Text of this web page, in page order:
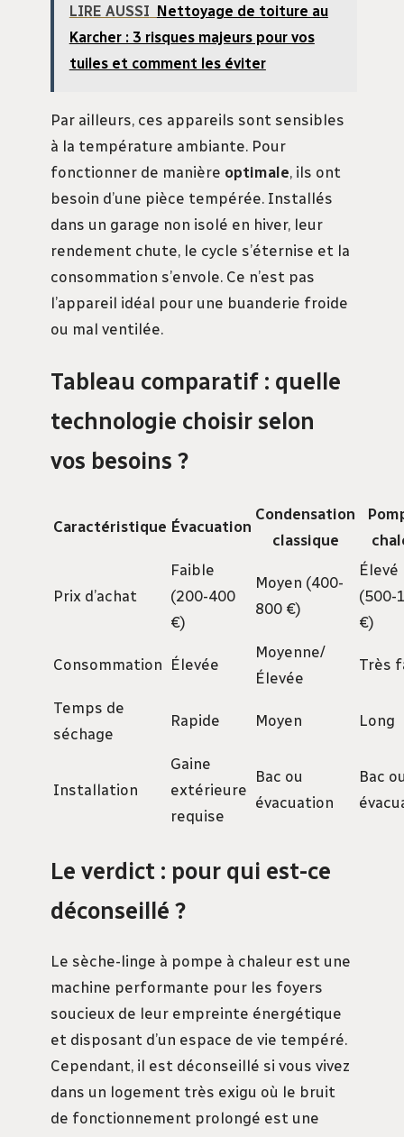
LIRE AUSSI
Nettoyage de toiture au
Karcher : 3 risques majeurs pour vos
tuiles et comment les éviter
Par ailleurs, ces appareils sont sensibles
à la température ambiante. Pour
fonctionner de manière optimale, ils ont
besoin d’une pièce tempérée. Installés
dans un garage non isolé en hiver, leur
rendement chute, le cycle s’éternise et la
consommation s’envole. Ce n’est pas
l’appareil idéal pour une buanderie froide
ou mal ventilée.
Tableau comparatif : quelle
technologie choisir selon
vos besoins ?
Caractéristique Évacuation
Condensation
classique
Prix d’achat
Faible
(200-400
€)
Moyen (400-
800 €)
Élevé
(500-
€)
Consommation Élevée
Moyenne/
Élevée
Très
Temps de
séchage
Rapide Moyen Long
Installation
Gaine
extérieure
requise
Bac ou
évacuation
Bac
Le verdict : pour qui est-ce
déconseillé ?
Le sèche-linge à pompe à chaleur est une
machine performante pour les foyers
soucieux de leur empreinte énergétique
et disposant d’un espace de vie tempéré.
Cependant, il est déconseillé si vous vivez
dans un logement très exigu où le bruit
de fonctionnement prolongé est une